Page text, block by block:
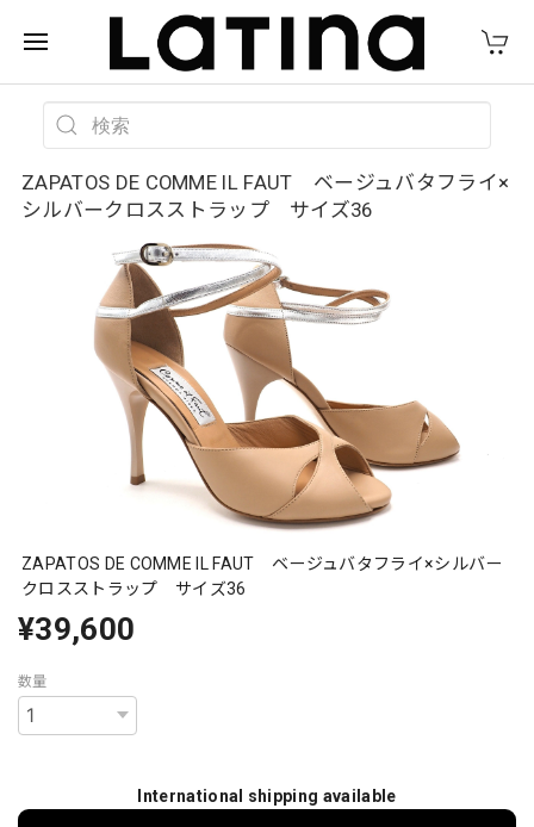
ZAPATOS DE COMME IL FAUT ベージュバタフライ×
シルバークロスストラップ サイズ36
ZAPATOS DE COMME IL FAUT ベージュバタフライ×シルバー
クロスストラップ サイズ36
¥39,600
数量
International shipping available